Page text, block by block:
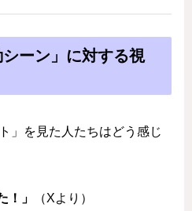
シーン」に対する視
」を見た人たちはどう感じ
！」
（Xより）